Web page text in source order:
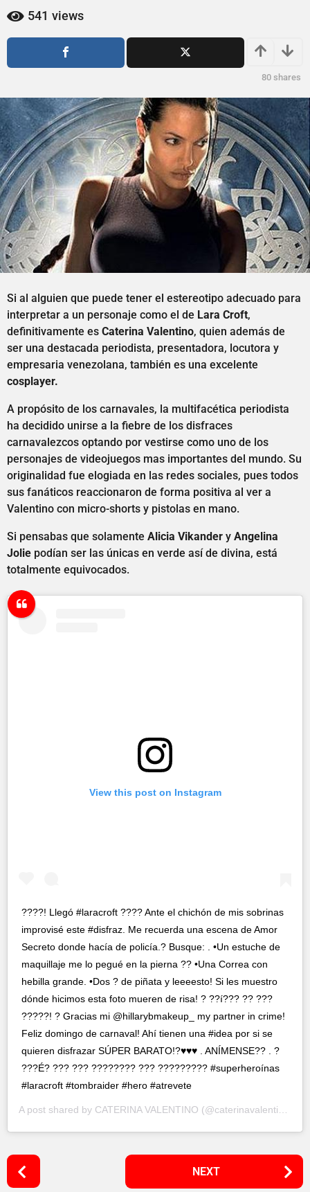
o
s
g
s
a
541 views
80 shares
Si al alguien que puede tener el estereotipo adecuado para
interpretar a un personaje como el de Lara Croft,
definitivamente es Caterina Valentino, quien además de
ser una destacada periodista, presentadora, locutora y
empresaria venezolana, también es una excelente
cosplayer.
A propósito de los carnavales, la multifacética periodista
ha decidido unirse a la fiebre de los disfraces
carnavalezcos optando por vestirse como uno de los
personajes de videojuegos mas importantes del mundo. Su
originalidad fue elogiada en las redes sociales, pues todos
sus fanáticos reaccionaron de forma positiva al ver a
Valentino con micro-shorts y pistolas en mano.
Si pensabas que solamente Alicia Vikander y Angelina
Jolie podían ser las únicas en verde así de divina, está
totalmente equivocados.
View this post on Instagram
????! Llegó #laracroft ???? Ante el chichón de mis sobrinas
improvisé este #disfraz. Me recuerda una escena de Amor
Secreto donde hacía de policía.? Busque: . •Un estuche de
maquillaje me lo pegué en la pierna ?? •Una Correa con
hebilla grande. •Dos ? de piñata y leeeesto! Si les muestro
dónde hicimos esta foto mueren de risa! ? ??í??? ?? ???
?????! ? Gracias mi @hillarybmakeup_ my partner in crime!
Feliz domingo de carnaval! Ahí tienen una #idea por si se
quieren disfrazar SÚPER BARATO!?♥️♥️♥️ . ANÍMENSE?? . ?
???É? ??? ??? ???????? ??? ????????? #superheroínas
#laracroft #tombraider #hero #atrevete
A post shared by CATERINA VALENTINO (@caterinavalentino) on
P
o
NEXT